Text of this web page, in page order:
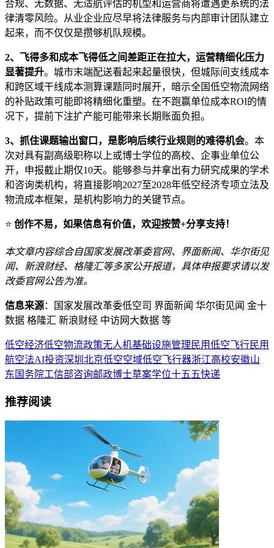
合规、无数据、无适航评估的机型和运营商将遭遇更系统的法
律清零风险。从业企业应尽早将法律服务与内部审计团队建立
起来，而不仅仅是攒够机队规模。
2、飞得多和成本飞得低之间差距正在拉大，运营精细化压力
显著提升。城市末端配送看起来起量很快，但城际间支线成本
和跨区域干线成本测算课题同时展开，暗示全国低空物流网络
的补贴政策可能即将精细化重塑。在不跑赢单位成本ROI的情
况下，提前下注扩产能可能带来长期账面负担。
3、抓住课题输出窗口，是影响后续行业规则的难得机会。本
次对具有副高级职称以上或博士学位的高校、企事业单位公
开，申报截止期仅10天。能够参与并拿出有力研究成果的学术
和咨询类机构，将直接影响2027至2028年低空经济专项立法及
物流成本框架，是机构影响力的关键节点。
⭐ 创作不易，如果信息有价值，欢迎按赞+分享支持！
本文章内容综合自国家发展改革委官网、界面新闻、华尔街见
闻、新浪财经、格隆汇等多家公开报道，具体申报要求请以发
改委官网公告为准。
信息来源：国家发展改革委低空司 界面新闻 华尔街见闻 金十
数据 格隆汇 新浪财经 中访网大数据 等
低空经济低空物流政策无人机基础设施管理 民用低空飞行民用
航空法AI投资深圳 北京低空空域低空飞行器浙江高校安徽山
东 国务院工信部咨询邮政博士草案学位十五五快递
推荐阅读